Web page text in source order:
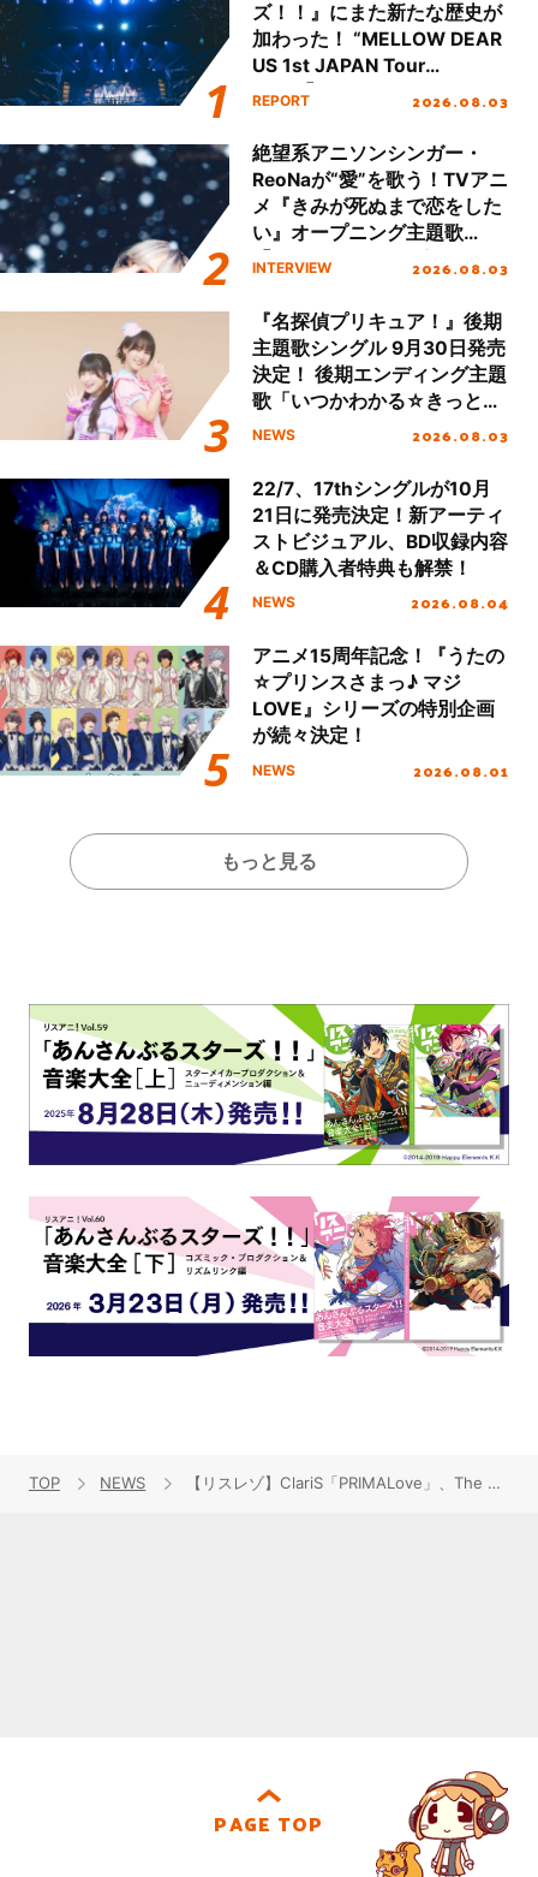
ズ！！』にまた新たな歴史が
加わった！ “MELLOW DEAR
US 1st JAPAN Tour
Final「NICE to meet YOU
ート!!
REPORT 2026.08.03
絶望系アニソンシンガー・
ReoNaが“愛”を歌う！TVアニ
メ『きみが死ぬまで恋をした
い』オープニング主題歌
「Amore」インタビュー
INTERVIEW 2026.08.03
『名探偵プリキュア！』後期
主題歌シングル 9月30日発売
決定！ 後期エンディング主題
歌「いつかわかる☆きっとあ
える」TVサイズ先行配信開
NEWS 2026.08.03
22/7、17thシングルが10月
21日に発売決定！新アーティ
ストビジュアル、BD収録内容
＆CD購入者特典も解禁！
NEWS 2026.08.04
アニメ15周年記念！『うたの
☆プリンスさまっ♪ マジ
LOVE』シリーズの特別企画
が続々決定！
NEWS 2026.08.01
もっと見る
TOP NEWS 【リスレゾ】ClariS「PRIMALove」、The おそ松さんズ with 松野家6兄弟「大人÷６×子供×６」のレビューを掲載！
PAGE TOP